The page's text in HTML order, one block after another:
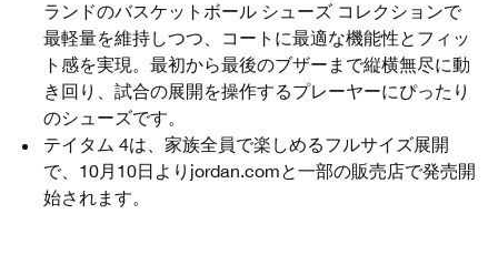
ランドのバスケットボール シューズ コレクションで
最軽量を維持しつつ、コートに最適な機能性とフィッ
ト感を実現。最初から最後のブザーまで縦横無尽に動
き回り、試合の展開を操作するプレーヤーにぴったり
のシューズです。
テイタム 4は、家族全員で楽しめるフルサイズ展開
で、10月10日よりjordan.comと一部の販売店で発売開
始されます。